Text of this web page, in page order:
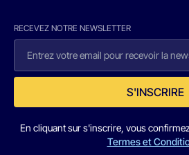
RECEVEZ NOTRE NEWSLETTER
S'INSCRIRE
En cliquant sur s'inscrire, vous
Termes et